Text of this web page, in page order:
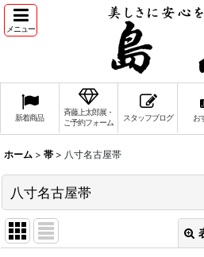
メニュー
新着商品
斉藤上太郎展・
ご予約フォーム
スタッフブログ お
ホーム > 帯 > 八寸名古屋帯
八寸名古屋帯